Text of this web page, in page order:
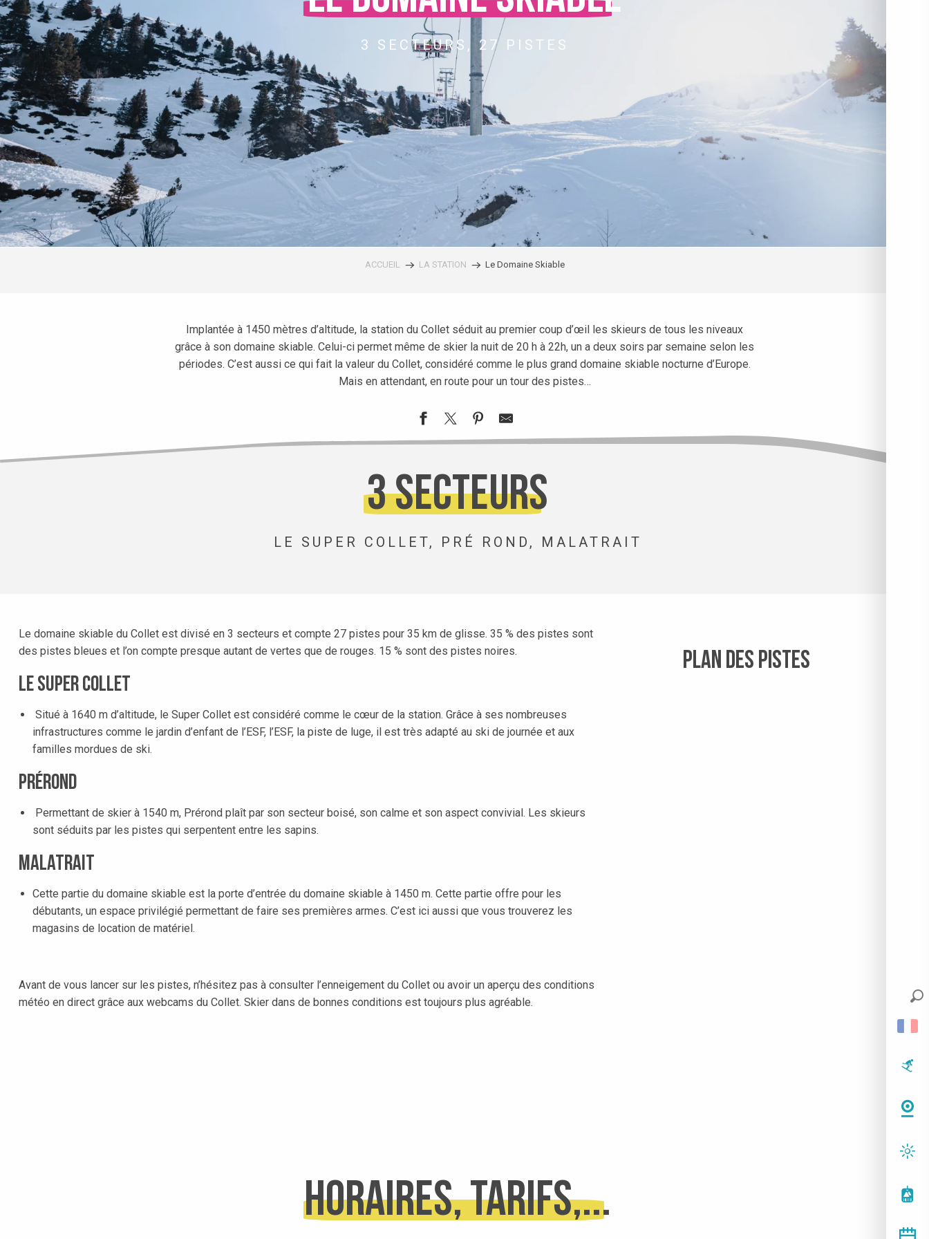
3 SECTEURS, 27 PISTES
ACCUEIL LA STATION Le Domaine Skiable
Implantée à 1450 mètres d’altitude, la station du Collet séduit au premier coup d’œil les skieurs de tous les niveaux
grâce à son domaine skiable. Celui-ci permet même de skier la nuit de 20 h à 22h, un a deux soirs par semaine selon les
périodes. C’est aussi ce qui fait la valeur du Collet, considéré comme le plus grand domaine skiable nocturne d’Europe.
Mais en attendant, en route pour un tour des pistes…
3 secteurs
LE SUPER COLLET, PRÉ ROND, MALATRAIT
Le domaine skiable du Collet est divisé en 3 secteurs et compte 27 pistes pour 35 km de glisse. 35 % des pistes sont
des pistes bleues et l’on compte presque autant de vertes que de rouges. 15 % sont des pistes noires.
Le Super Collet
Situé à 1640 m d’altitude, le Super Collet est considéré comme le cœur de la station. Grâce à ses nombreuses
infrastructures comme le jardin d’enfant de l’ESF, l’ESF, la piste de luge, il est très adapté au ski de journée et aux
familles mordues de ski.
Prérond
Permettant de skier à 1540 m, Prérond plaît par son secteur boisé, son calme et son aspect convivial. Les skieurs
sont séduits par les pistes qui serpentent entre les sapins.
Malatrait
Cette partie du domaine skiable est la porte d’entrée du domaine skiable à 1450 m. Cette partie offre pour les
débutants, un espace privilégié permettant de faire ses premières armes. C’est ici aussi que vous trouverez les
magasins de location de matériel.
Avant de vous lancer sur les pistes, n’hésitez pas à consulter l’enneigement du Collet ou avoir un aperçu des conditions
météo en direct grâce aux webcams du Collet. Skier dans de bonnes conditions est toujours plus agréable.
PLAN DES PISTES
Horaires, tarifs,...